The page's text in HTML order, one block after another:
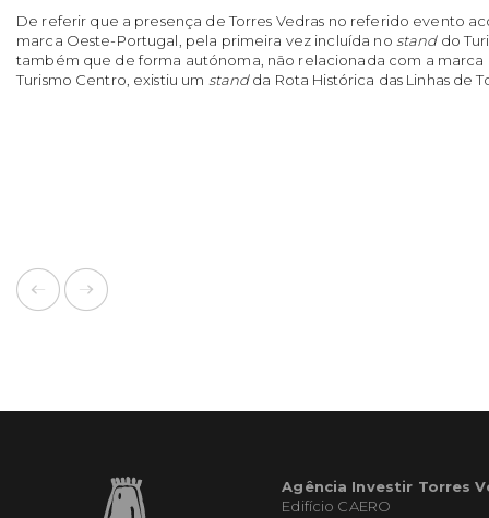
De referir que a presença de Torres Vedras no referido evento
marca Oeste-Portugal, pela primeira vez incluída no standdo
também que de forma autónoma, não relacionada com a
Turismo Centro, existiu um standda Rota Histórica das Linhas de
Agência Investir Torres
Edifício CAERO